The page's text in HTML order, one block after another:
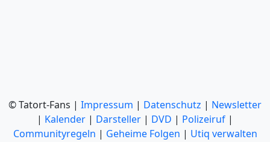
© Tatort-Fans | Impressum | Datenschutz | Newsletter
| Kalender | Darsteller | DVD | Polizeiruf |
Communityregeln | Geheime Folgen | Utiq verwalten